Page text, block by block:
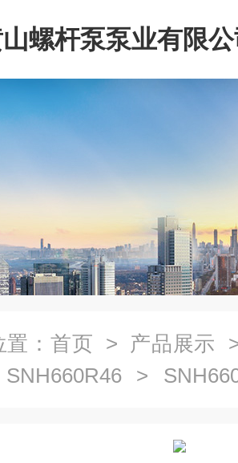
螺杆泵泵业有限
： 首页 > 产品展示
SNH660R46 >